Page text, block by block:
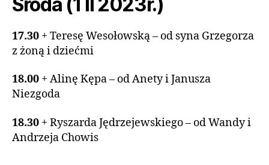
17.30 + Teresę Wesołowską – od syna Grzegorza
z żoną i dziećmi
18.00 + Alinę Kępa – od Anety i Janusza
Niezgoda
18.30 + Ryszarda Jędrzejewskiego – od Wandy i
Andrzeja Chowis